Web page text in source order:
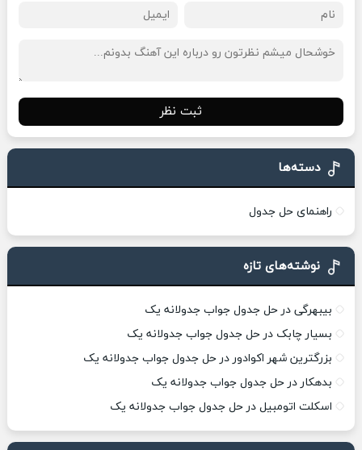
ثبت نظر
دسته‌ها
راهنمای حل جدول
نوشته‌های تازه
بیبهرگی در حل جدول جواب جدولانه یک
بسیار چابک در حل جدول جواب جدولانه یک
بزرگترین شهر اکوادور در حل جدول جواب جدولانه یک
بدهکار در حل جدول جواب جدولانه یک
اسکلت اتومبیل در حل جدول جواب جدولانه یک